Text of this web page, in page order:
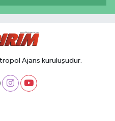
Ajans kuruluşudur.